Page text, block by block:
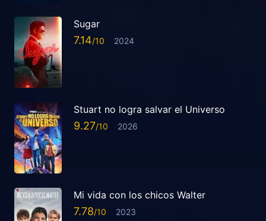
Sugar
7.14 2024
Stuart no logra salvar el Universo
9.27 2026
Mi vida con los chicos Walter
7.78 2023